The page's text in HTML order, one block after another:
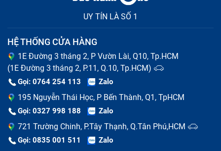
Sau khi tìm hiểu rõ các dấu hiệu nhận biết sạc bị hỏng,
cùng Bảo Hành One tìm hiểu nguyên nhân gây ra tình
trạng này:
Đầu tiên có thể kể tới do bạn sử dụng sạc Adapter
không chính hãng, không tương thích với điện thoại
khiến dòng điện ra vào không ổn định giữa nguồn
và thiết bị, lâu dần khiến chập, hỏng chíp,...
Do bạn thường xuyên sạc máy ở môi trường ẩm
UY TÍN LÀ SỐ 1
HỆ THỐNG CỬA HÀNG
1E Đường 3 tháng 2, P Vườn Lài, Q10, Tp.HCM
(1E Đường 3 tháng 2, P.11, Q.10, Tp.HCM)
Gọi: 0764 254 113 Zalo
195 Nguyễn Thái Học, P Bến Thành, Q1, TpHCM
Gọi: 0327 998 188 Zalo
721 Trường Chinh, P.Tây Thạnh, Q.Tân Phú,HCM
Gọi: 0835 001 511 Zalo